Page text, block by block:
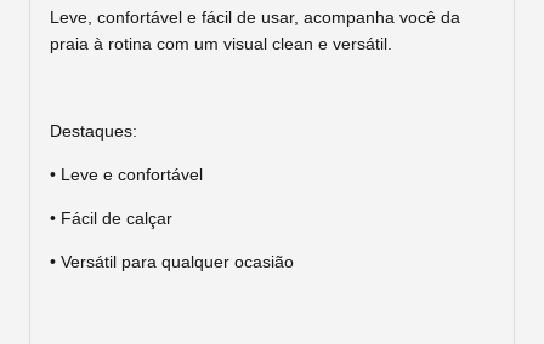
Leve, confortável e fácil de usar, acompanha você da
praia à rotina com um visual clean e versátil.
Destaques:
• Leve e confortável
• Fácil de calçar
• Versátil para qualquer ocasião